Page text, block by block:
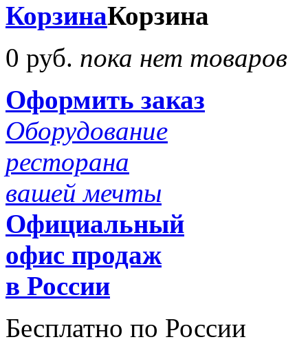
КорзинаКорзина
0 руб. пока нет товаров
Оформить заказ
Оборудование
ресторана
вашей мечты
Официальный
офис продаж
в России
Бесплатно по России